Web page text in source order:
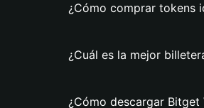
¿Cómo comprar tokens
¿Cuál es la mejor
¿Cómo descargar